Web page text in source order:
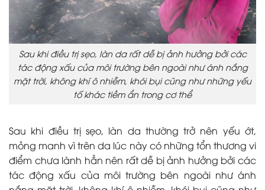
Sau khi điều trị sẹo, làn da rất dễ bị ảnh hưởng bởi các
tác động xấu của môi trường bên ngoài như ánh nắng
mặt trời, không khí ô nhiễm, khói bụi cũng như những yếu
tố khác tiềm ẩn trong cơ thể
Sau khi điều trị sẹo, làn da thường trở nên yếu ớt,
mỏng manh vì trên da lúc này có những tổn thương vi
điểm chưa lành hẳn nên rất dễ bị ảnh hưởng bởi các
tác động xấu của môi trường bên ngoài như ánh